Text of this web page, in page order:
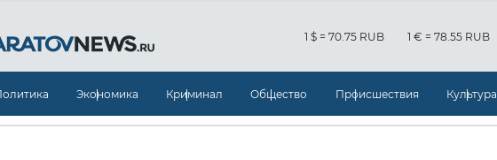
1 $ = 70.75 RUB 1 € = 78.55 RUB
Экономика Криминал Общество Происшествия Культура